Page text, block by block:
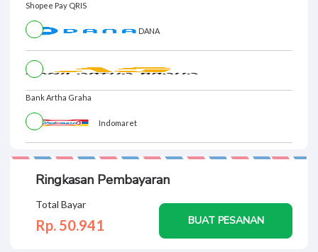
Shopee Pay QRIS
DANA
Bank Artha Graha
Indomaret
Ringkasan Pembayaran
Total Bayar
Rp. 50.941 BUAT PESANAN